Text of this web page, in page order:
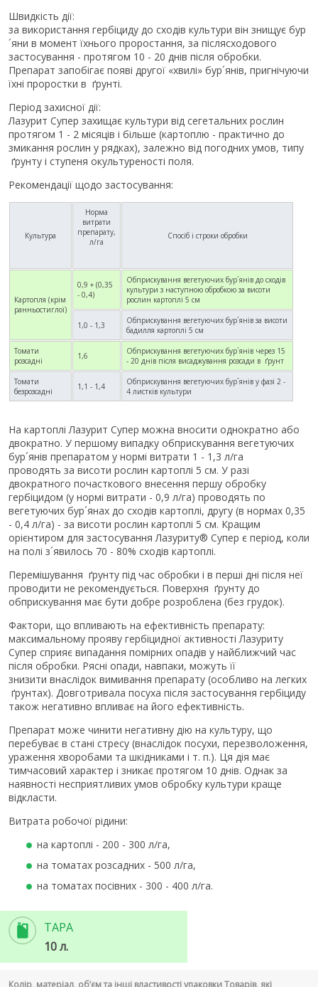
Швидкість дії:
за використання гербіциду до сходів культури він знищує бур
´яни в момент їхнього проростання, за післясходового
застосування - протягом 10 - 20 днів після обробки.
Препарат запобігає появі другої «хвилі» бур´янів, пригнічуючи
їхні проростки в ґрунті.
Період захисної дії:
Лазурит Супер захищає культури від сегетальних рослин
протягом 1 - 2 місяців і більше (картоплю - практично до
змикання рослин у рядках), залежно від погодних умов, типу
ґрунту і ступеня окультуреності поля.
Рекомендації щодо застосування:
Культура
Норма
витрати
препарату,
л/га
Спосіб і строки обробки
Картопля (крім
ранньостиглої)
0,9 + (0,35
- 0,4)
Обприскування вегетуючих бур´янів до сходів
культури з наступною обробкою за висоти
рослин картоплі 5 см
1,0 - 1,3
Обприскування вегетуючих бур´янів за висоти
бадилля картоплі 5 см
Томати
розсадні
1,6
Обприскування вегетуючих бур´янів через 15
- 20 днів після висаджування розсади в ґрунт
Томати
безрозсадні
1,1 - 1,4
Обприскування вегетуючих бур´янів у фазі 2 -
4 листків культури
На картоплі Лазурит Супер можна вносити однократно або
двократно. У першому випадку обприскування вегетуючих
бур´янів препаратом у нормі витрати 1 - 1,3 л/га
проводять за висоти рослин картоплі 5 см. У разі
двократного почасткового внесення першу обробку
гербіцидом (у нормі витрати - 0,9 л/га) проводять по
вегетуючих бур´янах до сходів картоплі, другу (в нормах 0,35
- 0,4 л/га) - за висоти рослин картоплі 5 см. Кращим
орієнтиром для застосування Лазуриту® Супер є період, коли
на полі з´явилось 70 - 80% сходів картоплі.
Перемішування ґрунту під час обробки і в перші дні після неї
проводити не рекомендується. Поверхня ґрунту до
обприскування має бути добре розроблена (без грудок).
Фактори, що впливають на ефективність препарату:
максимальному прояву гербіцидної активності Лазуриту
Супер сприяє випадання помірних опадів у найближчий час
після обробки. Рясні опади, навпаки, можуть її
знизити внаслідок вимивання препарату (особливо на легких
ґрунтах). Довготривала посуха після застосування гербіциду
також негативно впливає на його ефективність.
Препарат може чинити негативну дію на культуру, що
перебуває в стані стресу (внаслідок посухи, перезволоження,
ураження хворобами та шкідниками і т. п.). Ця дія має
тимчасовий характер і зникає протягом 10 днів. Однак за
наявності несприятливих умов обробку культури краще
відкласти.
Витрата робочої рідини:
на картоплі - 200 - 300 л/га,
на томатах розсадних - 500 л/га,
на томатах посівних - 300 - 400 л/га.
ТАРА
10 л.
Колір, матеріал, об’єм та інші властивості упаковки Товарів, які